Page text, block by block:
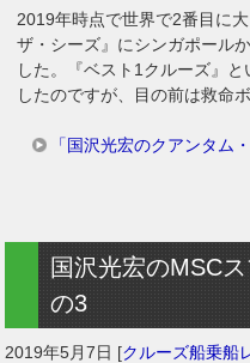
2019年時点で世界で2番目に
ザ・シーズ』にシンガポール
した。『ベスト1クルーズ』
したのですが、目の前は救命
「国沢光宏のクアンタム
国沢光宏のMSC
の3
2019年5月7日 [クルーズ船乗船